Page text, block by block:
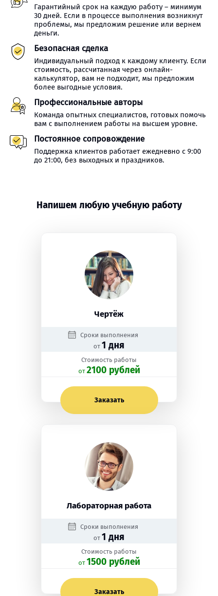
Гарантийный срок на каждую работу – минимум
30 дней. Если в процессе выполнения возникнут
проблемы, мы предложим решение или вернем
деньги.
Безопасная сделка
Индивидуальный подход к каждому клиенту. Если
стоимость, рассчитанная через онлайн-
калькулятор, вам не подходит, мы предложим
более выгодные условия.
Профессиональные авторы
Команда опытных специалистов, готовых помочь
вам с выполнением работы на высшем уровне.
Постоянное сопровождение
Поддержка клиентов работает ежедневно с 9:00
до 21:00, без выходных и праздников.
Напишем любую учебную работу
Чертёж
Сроки выполнения
от 1 дня
Стоимость работы
oт 2100 рублей
Заказать
Лабораторная работа
Сроки выполнения
от 1 дня
Стоимость работы
oт 1500 рублей
Заказать